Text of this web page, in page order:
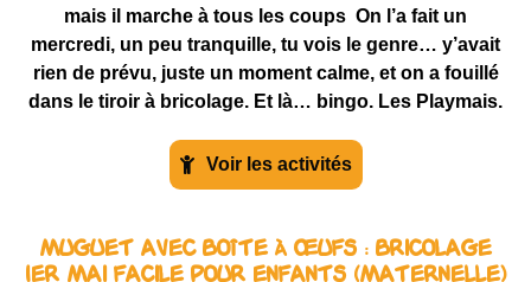
mais il marche à tous les coups On l’a fait un
mercredi, un peu tranquille, tu vois le genre… y’avait
rien de prévu, juste un moment calme, et on a fouillé
dans le tiroir à bricolage. Et là… bingo. Les Playmais.
Voir les activités
Muguet avec Boîte à Œufs : Bricolage
1er Mai Facile pour Enfants (Maternelle)